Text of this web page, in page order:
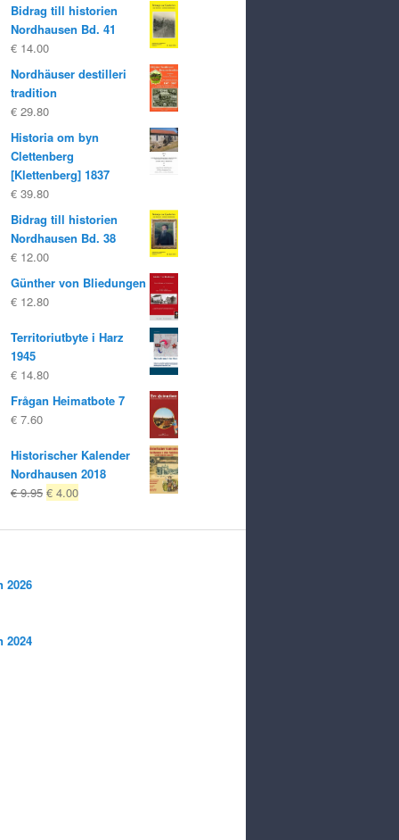
Bidrag till historien
Nordhausen Bd. 41
€ 14.00
Nordhäuser destilleri
tradition
€ 29.80
Historia om byn
Clettenberg
[Klettenberg] 1837
€ 39.80
Bidrag till historien
Nordhausen Bd. 38
€ 12.00
Günther von Bliedungen
€ 12.80
Territoriutbyte i Harz
1945
€ 14.80
Frågan Heimatbote 7
€ 7.60
Historischer Kalender
Nordhausen 2018
€9.95 Ursprungligt
var:
€ 4.00Nuvarande
är:
2026
2024